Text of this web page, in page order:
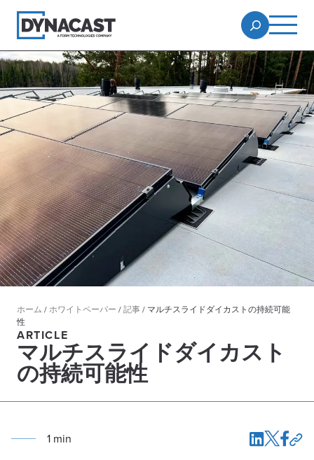
ホーム /ホワイトペーパー /記事/ マルチスライドダイカストの持続可能
性
ARTICLE
マルチスライドダイカスト
の持続可能性
1 min